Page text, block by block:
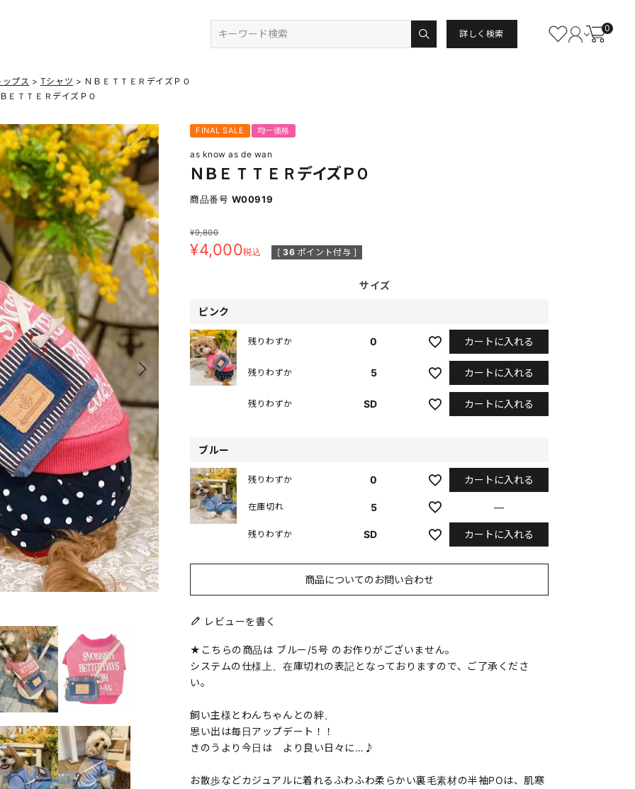
詳しく検索
0
ップス Tシャツ
ＮＢＥＴＴＥＲデイズＰＯ
ＥＴＴＥＲデイズＰＯ
FINAL SALE 均一価格
as know as de wan
ＮＢＥＴＴＥＲデイズＰＯ
商品番号 W00919
¥9,800
¥4,000税込 [ 36 ポイント付与 ]
サイズ
ピンク
0
残りわずか カートに入れる
5
残りわずか カートに入れる
SD
残りわずか カートに入れる
ブルー
0
残りわずか カートに入れる
5
在庫切れ —
SD
残りわずか カートに入れる
商品についてのお問い合わせ
レビューを書く
★こちらの商品は ブルー/5号 のお作りがございません。
システムの仕様上、在庫切れの表記となっておりますので、ご了承くださ
い。
飼い主様とわんちゃんとの絆、
思い出は毎日アップデート！！
きのうより今日は より良い日々に…♪
お散歩などカジュアルに着れるふわふわ柔らかい裏毛素材の半袖POは、肌寒